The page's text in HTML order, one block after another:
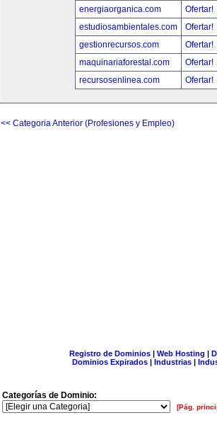
energiaorganica.com
Ofertar!
estudiosambientales.com
Ofertar!
gestionrecursos.com
Ofertar!
maquinariaforestal.com
Ofertar!
recursosenlinea.com
Ofertar!
<< Categoria Anterior (Profesiones y Empleo)
Registro de Dominios| Web Hosting |
Dominios Expirados | Industrias |
Categorías de Dominio:
[Pág.